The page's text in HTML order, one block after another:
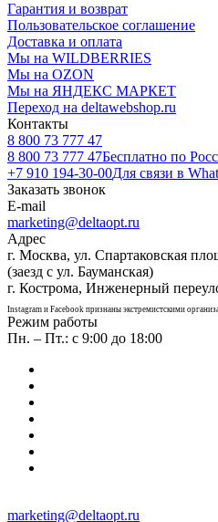
Гарантия и возврат
Пользовательское соглашение
Доставка и оплата
Мы на WILDBERRIES
Мы на OZON
Мы на ЯНДЕКС МАРКЕТ
Переход на deltawebshop.ru
Контакты
8 800 73 777 47
8 800 73 777 47Бесплатно по
+7 910 194-30-00Для связи в
Заказать звонок
E-mail
marketing@deltaopt.ru
Адрес
г. Москва, ул. Спартаковская
(заезд с ул. Бауманская)
г. Кострома, Инженерный
Instagram и Facebook признаны экстремистскими
Режим работы
Пн. – Пт.: с 9:00 до 18:00
marketing@deltaopt.ru